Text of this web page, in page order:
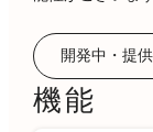
開発中・提
機能